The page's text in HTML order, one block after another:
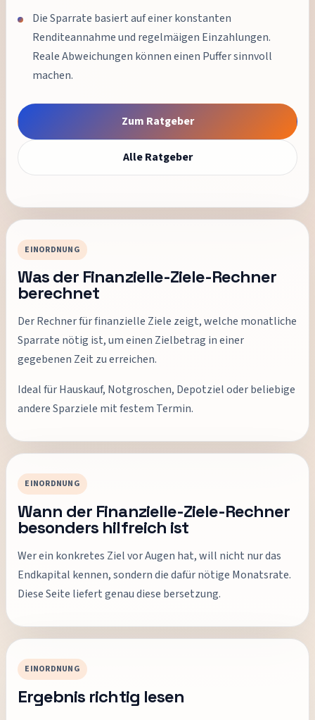
Die Sparrate basiert auf einer konstanten
Renditeannahme und regelmäigen Einzahlungen.
Reale Abweichungen können einen Puffer sinnvoll
machen.
Zum Ratgeber
Alle Ratgeber
EINORDNUNG
Was der Finanzielle-Ziele-Rechner
berechnet
Der Rechner für finanzielle Ziele zeigt, welche monatliche
Sparrate nötig ist, um einen Zielbetrag in einer
gegebenen Zeit zu erreichen.
Ideal für Hauskauf, Notgroschen, Depotziel oder beliebige
andere Sparziele mit festem Termin.
EINORDNUNG
Wann der Finanzielle-Ziele-Rechner
besonders hilfreich ist
Wer ein konkretes Ziel vor Augen hat, will nicht nur das
Endkapital kennen, sondern die dafür nötige Monatsrate.
Diese Seite liefert genau diese bersetzung.
EINORDNUNG
Ergebnis richtig lesen